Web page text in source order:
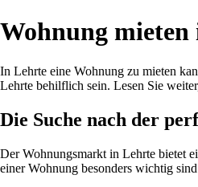
Wohnung
In Lehrte eine Wohnung zu mieten
Lehrte behilflich sein. Lesen Sie
Die Suche nach der
Der Wohnungsmarkt in Lehrte bietet
einer Wohnung besonders wichtig